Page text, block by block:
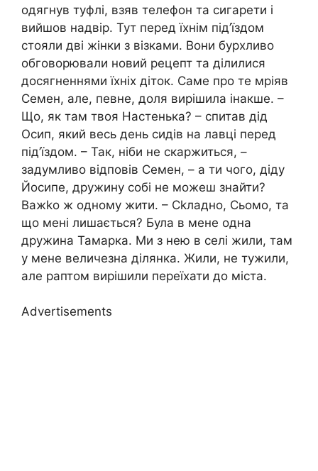
одягнув туфлі, взяв телефон та сигарети і
вийшов надвір. Тут перед їхнім під’їздом
стояли дві жінки з візками. Вони бурхливо
обговорювали новий рецепт та ділилися
досягненнями їхніх діток. Саме про те мріяв
Семен, але, певне, доля вирішила інакше. –
Що, як там твоя Настенька? – спитав дід
Осип, який весь день сидів на лавці перед
під’їздом. – Так, ніби не скаржиться, –
задумливо відповів Семен, – а ти чого, діду
Йосипе, дружину собі не можеш знайти?
Важkо ж одному жити. – Сkладно, Сьомо, та
що мені лишається? Була в мене одна
дружина Тамарка. Ми з нею в селі жили, там
у мене величезна ділянка. Жили, не тужили,
але раптом вирішили переїхати до міста.
Advertisements